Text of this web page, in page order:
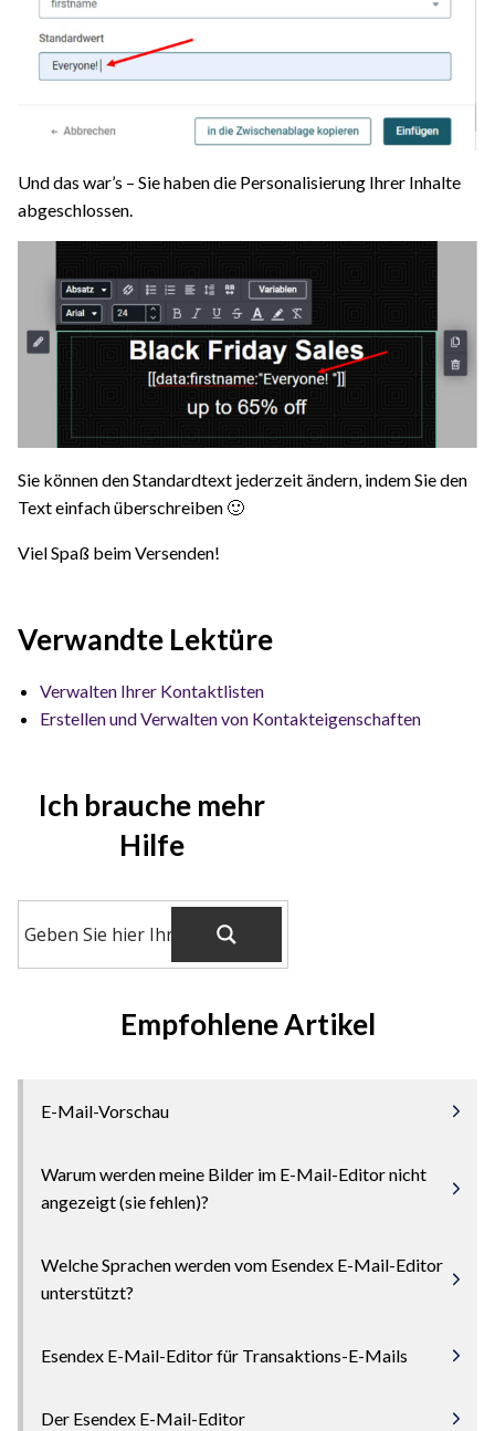
Und das war’s – Sie haben die Personalisierung Ihrer Inhalte
abgeschlossen.
Sie können den Standardtext jederzeit ändern, indem Sie den
Text einfach überschreiben 🙂
Viel Spaß beim Versenden!
Verwandte Lektüre
Verwalten Ihrer Kontaktlisten
Erstellen und Verwalten von Kontakteigenschaften
Ich brauche mehr
Hilfe
Empfohlene Artikel
E-Mail-Vorschau
Warum werden meine Bilder im E-Mail-Editor nicht
angezeigt (sie fehlen)?
Welche Sprachen werden vom Esendex E-Mail-Editor
unterstützt?
Esendex E-Mail-Editor für Transaktions-E-Mails
Der Esendex E-Mail-Editor